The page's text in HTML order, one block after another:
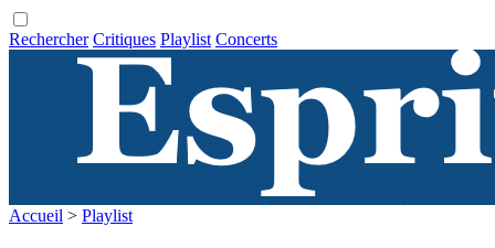
Rechercher Critiques Playlist Concerts
Accueil > Playlist